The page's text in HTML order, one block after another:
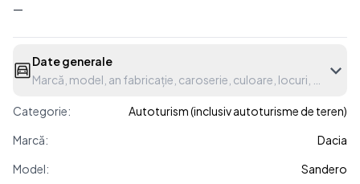
—
Date generale
Marcă, model, an fabricație, caroserie, culoare, locuri, etc.
Categorie:
Autoturism (inclusiv autoturisme de teren)
Marcă:
Dacia
Model:
Sandero